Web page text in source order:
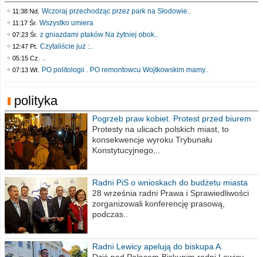
11:38 Nd. Wczoraj przechodząc przez park na Słodowie..
11:17 Śr. Wszystko umiera
07:23 Śr. z gniazdami ptaków Na żytniej obok..
12:47 Pt. Czytaliście już :..
05:15 Cz. ..
07:13 Wt. PO politologii . PO remontowcu Wojtkowskim mamy..
polityka
Pogrzeb praw kobiet. Protest przed biurem
poselskim PiS
Protesty na ulicach polskich miast, to
konsekwencje wyroku Trybunału
Konstytucyjnego,..
Radni PiS o wnioskach do budżetu miasta
na 2021 rok
28 września radni Prawa i Sprawiedliwości
zorganizowali konferencję prasową,
podczas..
Radni Lewicy apelują do biskupa A.